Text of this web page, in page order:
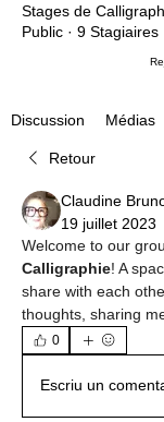
Stages de
Public · 9 Stagiaires
Discussion Médias
Retour
Claudine
19 juillet 2023
Welcome to our
Calligraphie! A
share with each
thoughts, sharing
0
Escriu un